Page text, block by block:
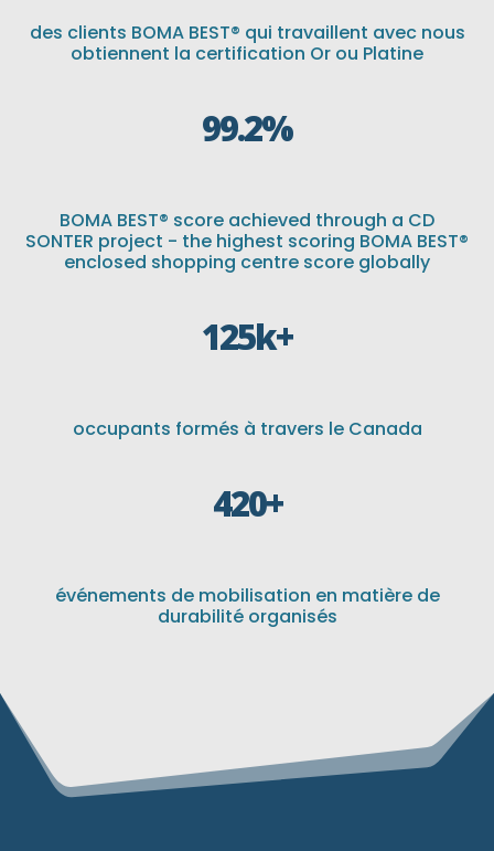
des clients BOMA BEST® qui travaillent avec nous
obtiennent la certification Or ou Platine
99.2%
BOMA BEST® score achieved through a CD
SONTER project - the highest scoring BOMA BEST®
enclosed shopping centre score globally
125k+
occupants formés à travers le Canada
420+
événements de mobilisation en matière de
durabilité organisés